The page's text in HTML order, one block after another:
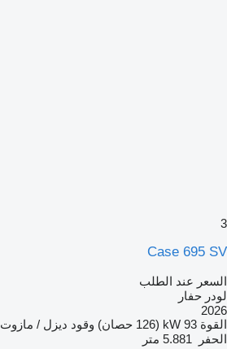
3
Case 695 SV
السعر عند الطلب
لودر حفار
2026
القوة 93 kW (126 حصان) وقود ديزل / مازوت
الحفر
5.881 متر